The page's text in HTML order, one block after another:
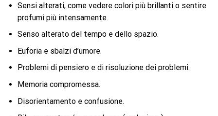
Sensi alterati, come vedere colori più brillanti o sentire
profumi più intensamente.
Senso alterato del tempo e dello spazio.
Euforia e sbalzi d’umore.
Problemi di pensiero e di risoluzione dei problemi.
Memoria compromessa.
Disorientamento e confusione.